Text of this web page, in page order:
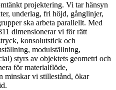
projektering. Vi tar hänsyn
underlag, fri höjd, gånglinjer,
ska arbeta parallellt. Med
dimensionerar vi för rätt
konsolutstick och
modulställning,
styrs av objektets geometri och
för materialflöde,
minskar vi stillestånd, ökar